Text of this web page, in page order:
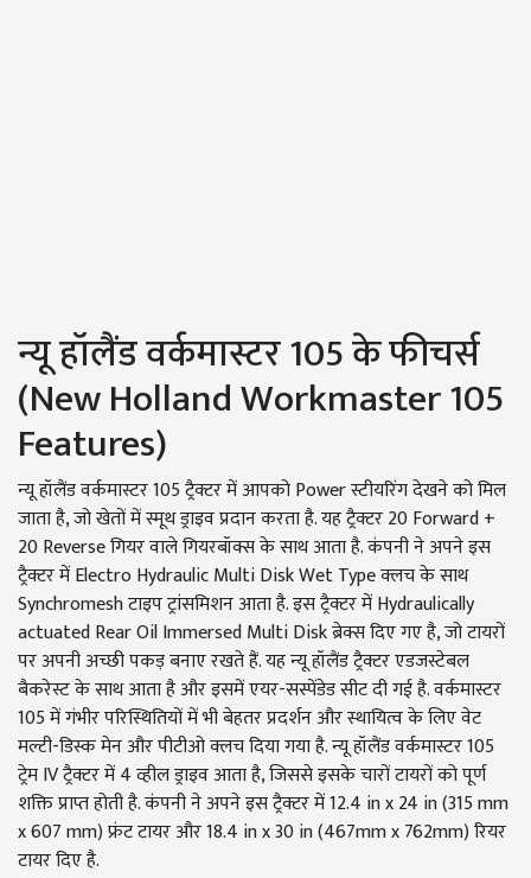
न्यू हॉलैंड वर्कमास्टर 105 के फीचर्स
(New Holland Workmaster 105
Features)
न्यू हॉलैंड वर्कमास्टर 105 ट्रैक्टर में आपको Power स्टीयरिंग देखने को मिल
जाता है, जो खेतों में स्मूथ ड्राइव प्रदान करता है. यह ट्रैक्टर 20 Forward +
20 Reverse गियर वाले गियरबॉक्स के साथ आता है. कंपनी ने अपने इस
ट्रैक्टर में Electro Hydraulic Multi Disk Wet Type क्लच के साथ
Synchromesh टाइप ट्रांसमिशन आता है. इस ट्रैक्टर में Hydraulically
actuated Rear Oil Immersed Multi Disk ब्रेक्स दिए गए है, जो टायरों
पर अपनी अच्छी पकड़ बनाए रखते हैं. यह न्यू हॉलैंड ट्रैक्टर एडजस्टेबल
बैकरेस्ट के साथ आता है और इसमें एयर-सस्पेंडेड सीट दी गई है. वर्कमास्टर
105 में गंभीर परिस्थितियों में भी बेहतर प्रदर्शन और स्थायित्व के लिए वेट
मल्टी-डिस्क मेन और पीटीओ क्लच दिया गया है. न्यू हॉलैंड वर्कमास्टर 105
ट्रेम IV ट्रैक्टर में 4 व्हील ड्राइव आता है, जिससे इसके चारों टायरों को पूर्ण
शक्ति प्राप्त होती है. कंपनी ने अपने इस ट्रैक्टर में 12.4 in x 24 in (315 mm
x 607 mm) फ्रंट टायर और 18.4 in x 30 in (467mm x 762mm) रियर
टायर दिए है.